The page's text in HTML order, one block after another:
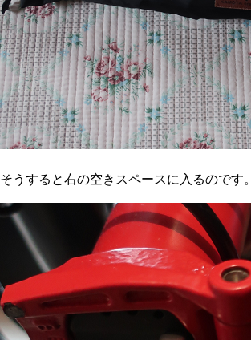
そうすると右の空きスペースに入るのです